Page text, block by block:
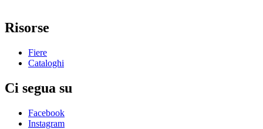
Risorse
Fiere
Cataloghi
Ci segua su
Facebook
Instagram